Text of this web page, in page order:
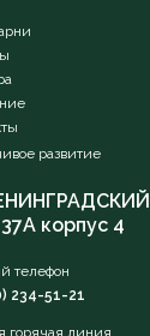
развитие
телефон
234-51-21
корпус 4
горячая линия